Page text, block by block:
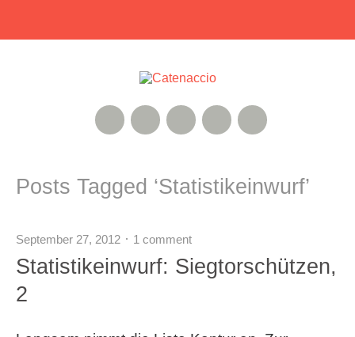
Twitter
Google+
Instagram
Xing
RSS Feed
Posts Tagged ‘Statistikeinwurf’
September 27, 2012 1 comment
Statistikeinwurf: Siegtorschützen,
2